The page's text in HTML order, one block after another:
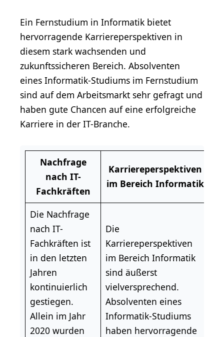
Ein Fernstudium in Informatik bietet
hervorragende Karriereperspektiven in
diesem stark wachsenden und
zukunftssicheren Bereich. Absolventen
eines Informatik-Studiums im Fernstudium
sind auf dem Arbeitsmarkt sehr gefragt und
haben gute Chancen auf eine erfolgreiche
Karriere in der IT-Branche.
Nachfrage
nach IT-
Fachkräften
Karriereperspektiven
im Bereich Informatik
Die Nachfrage
nach IT-
Fachkräften ist
in den letzten
Jahren
kontinuierlich
gestiegen.
Allein im Jahr
2020 wurden
Die
Karriereperspektiven
im Bereich Informatik
sind äußerst
vielversprechend.
Absolventen eines
Informatik-Studiums
haben hervorragende